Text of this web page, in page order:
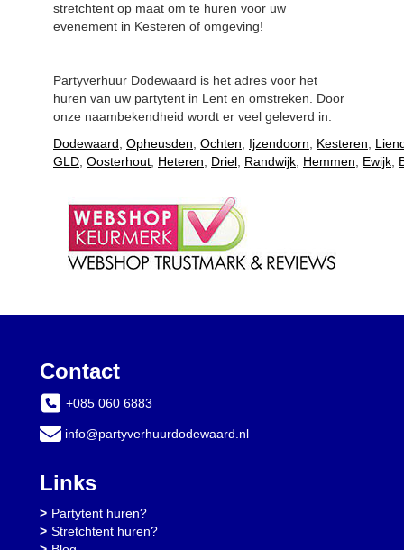
stretchtent op maat om te huren voor uw
evenement in Kesteren of omgeving!
Partyverhuur Dodewaard is het adres voor het
huren van uw partytent in Lent en omstreken. Door
onze naambekendheid wordt er veel geleverd in:
Dodewaard Opheusden Ochten Ijzendoorn Kesteren
GLD Oosterhout Heteren Driel Randwijk Hemmen Ewijk
Contact
+085 060 6883
info@partyverhuurdodewaard.nl
Links
Partytent huren?
Stretchtent huren?